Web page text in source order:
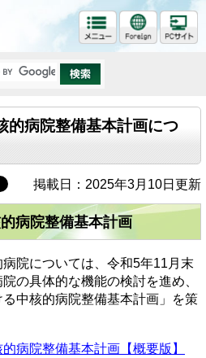
的病院整備基本計画につ
掲載日：2025年3月10日更新
病院整備基本計画
院については、令和5年11月末
の具体的な機能の検討を進め、
中核的病院整備基本計画」を策
病院整備基本計画【概要版】